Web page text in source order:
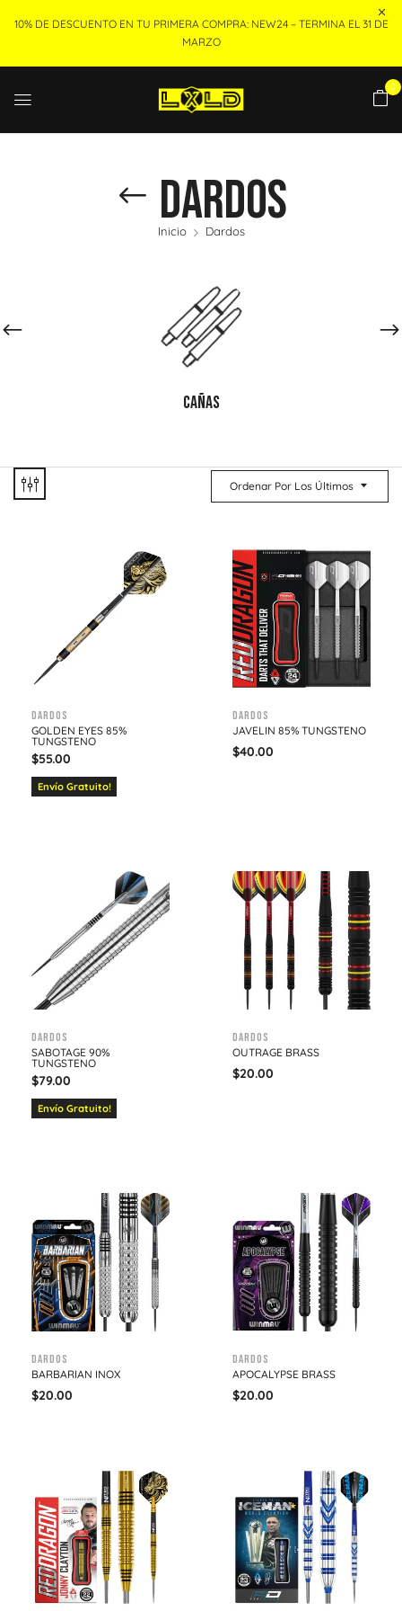
10% DE DESCUENTO EN TU PRIMERA COMPRA: NEW24 – TERMINA EL 31 DE
MARZO
0
Dardos
Inicio Dardos
CAÑAS
Ordenar Por Los Últimos
Dardos
GOLDEN EYES 85%
TUNGSTENO
$55.00
Envío Gratuito!
Dardos
JAVELIN 85% TUNGSTENO
$40.00
Dardos
SABOTAGE 90%
TUNGSTENO
$79.00
Envío Gratuito!
Dardos
OUTRAGE BRASS
$20.00
Dardos
BARBARIAN INOX
$20.00
Dardos
APOCALYPSE BRASS
$20.00